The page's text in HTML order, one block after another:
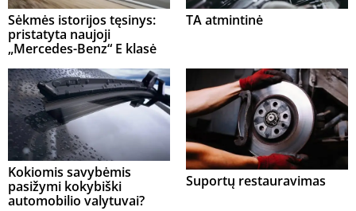
Sėkmės istorijos tęsinys:
pristatyta naujoji
„Mercedes-Benz“ E klasė
TA atmintinė
Kokiomis savybėmis
pasižymi kokybiški
automobilio valytuvai?
Suportų restauravimas